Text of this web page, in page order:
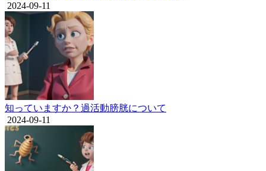
2024-09-11
知っていますか？過活動膀胱について
2024-09-11